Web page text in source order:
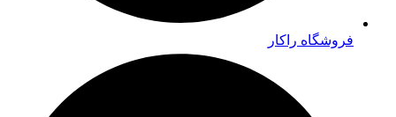
فروشگاه راکار